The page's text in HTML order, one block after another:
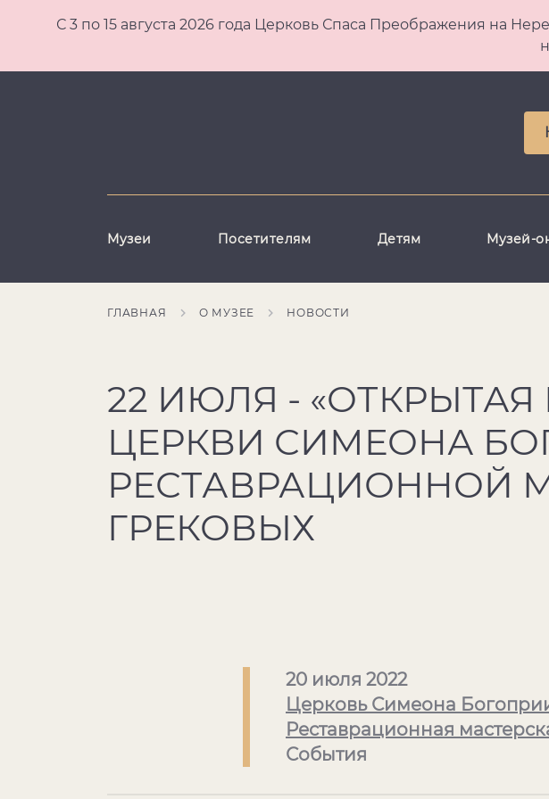
С 3 по 15 августа 2026 года Церковь Спаса Преображения на
Музеи Посетителям Детям Музей-
ГЛАВНАЯ О МУЗЕЕ НОВОСТИ
22 ИЮЛЯ -
ЦЕРКВИ СИМЕОНА
РЕСТАВРАЦИОННОЙ
ГРЕКОВЫХ
20 июля 2022
Церковь Симеона
Реставрационная
События